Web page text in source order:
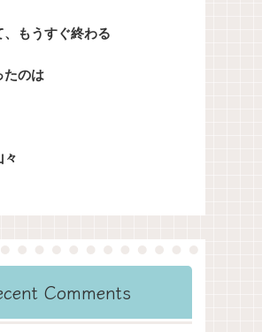
、もうすぐ終わる
たのは
々
Comments